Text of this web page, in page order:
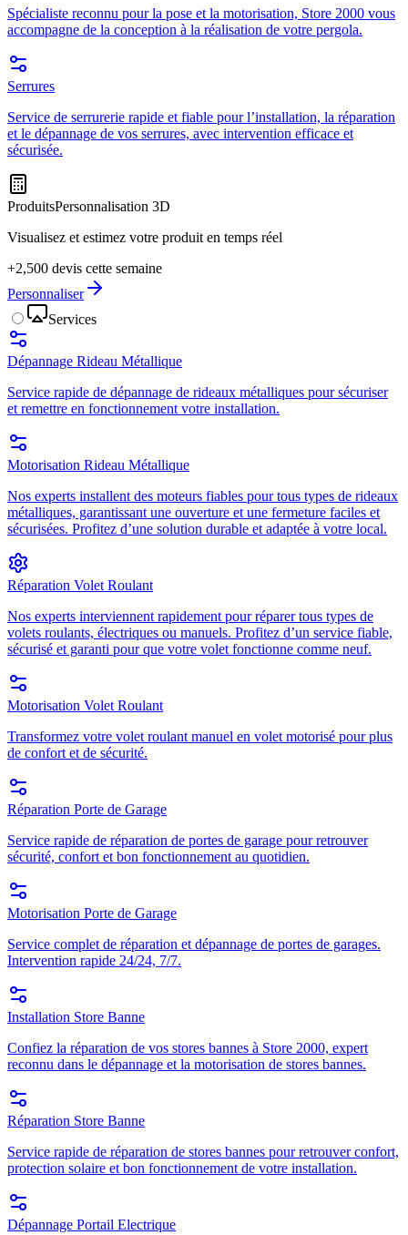
Spécialiste reconnu pour la pose et la motorisation, Store 2000 vous
accompagne de la conception à la réalisation de votre pergola.
Serrures
Service de serrurerie rapide et fiable pour l’installation, la réparation
et le dépannage de vos serrures, avec intervention efficace et
sécurisée.
ProduitsPersonnalisation 3D
Visualisez et estimez votre produit en temps réel
+2,500 devis cette semaine
Personnaliser
Services
Dépannage Rideau Métallique
Service rapide de dépannage de rideaux métalliques pour sécuriser
et remettre en fonctionnement votre installation.
Motorisation Rideau Métallique
Nos experts installent des moteurs fiables pour tous types de rideaux
métalliques, garantissant une ouverture et une fermeture faciles et
sécurisées. Profitez d’une solution durable et adaptée à votre local.
Réparation Volet Roulant
Nos experts interviennent rapidement pour réparer tous types de
volets roulants, électriques ou manuels. Profitez d’un service fiable,
sécurisé et garanti pour que votre volet fonctionne comme neuf.
Motorisation Volet Roulant
Transformez votre volet roulant manuel en volet motorisé pour plus
de confort et de sécurité.
Réparation Porte de Garage
Service rapide de réparation de portes de garage pour retrouver
sécurité, confort et bon fonctionnement au quotidien.
Motorisation Porte de Garage
Service complet de réparation et dépannage de portes de garages.
Intervention rapide 24/24, 7/7.
Installation Store Banne
Confiez la réparation de vos stores bannes à Store 2000, expert
reconnu dans le dépannage et la motorisation de stores bannes.
Réparation Store Banne
Service rapide de réparation de stores bannes pour retrouver confort,
protection solaire et bon fonctionnement de votre installation.
Dépannage Portail Electrique